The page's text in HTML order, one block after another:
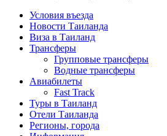
Условия въезда
Новости Таиланда
Виза в Таиланд
Трансферы
Групповые трансферы
Водные трансферы
Авиабилеты
Fast Track
Туры в Таиланд
Отели Таиланда
Регионы, города